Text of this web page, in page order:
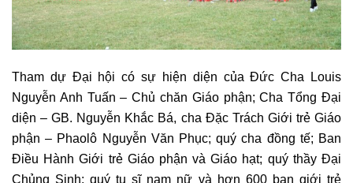
Tham dự Đại hội có sự hiện diện của Đức Cha Louis
Nguyễn Anh Tuấn – Chủ chăn Giáo phận; Cha Tổng Đại
diện – GB. Nguyễn Khắc Bá, cha Đặc Trách Giới trẻ Giáo
phận – Phaolô Nguyễn Văn Phục; quý cha đồng tế; Ban
Điều Hành Giới trẻ Giáo phận và Giáo hạt; quý thầy Đại
Chủng Sinh; quý tu sĩ nam nữ và hơn 600 bạn giới trẻ